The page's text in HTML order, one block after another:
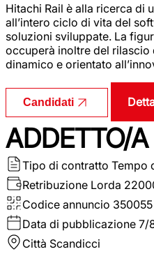
Hitachi Rail è alla ricerca di
all’intero ciclo di vita del
soluzioni sviluppate. La
occuperà inoltre del
dinamico e orientato
Candidati
ADDETTO/
Tipo di contratto Tempo
Retribuzione Lorda
Codice annuncio 350055
Data di pubblicazione 7/
Città Scandicci